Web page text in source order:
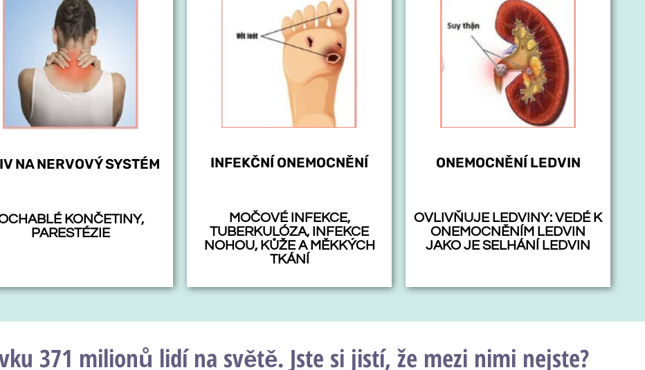
NA NERVOVÝ SYSTÉM
KONČETINY,
PARESTÉZIE
INFEKČNÍ ONEMOCNĚNÍ
MOČOVÉ INFEKCE,
TUBERKULÓZA, INFEKCE
NOHOU, KŮŽE A MĚKKÝCH
TKÁNÍ
ONEMOCNĚNÍ LEDVIN
OVLIVŇUJE LEDVINY: VEDÉ K
ONEMOCNĚNÍM LEDVIN
JAKO JE SELHÁNÍ LEDVIN
371 milionů lidí na světě. Jste si jistí, že mezi nimi nejste?